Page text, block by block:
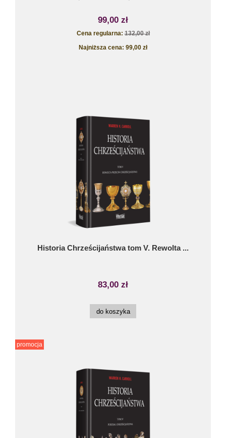
99,00 zł
Cena regularna:132,00 zł
Najniższa cena: 99,00 zł
Historia Chrześcijaństwa tom V. Rewolta ...
83,00 zł
do koszyka
promocja